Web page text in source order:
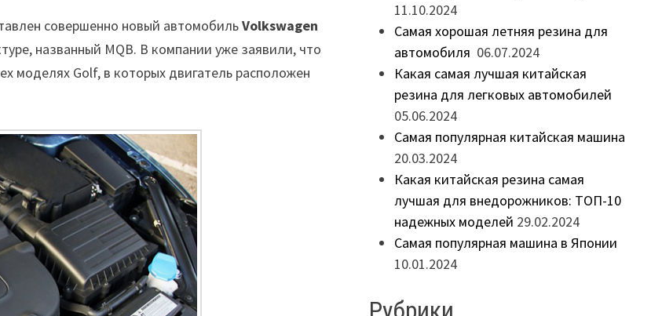
совершенно новый автомобильVolkswagen
названный MQB. В компании уже заявили, что
моделях Golf, в которых двигатель расположен
11.10.2024
Самая хорошая летняя резина для
автомобиля 06.07.2024
Какая самая лучшая китайская
резина для легковых автомобилей
05.06.2024
Самая популярная китайская машина
20.03.2024
Какая китайская резина самая
лучшая для внедорожников: ТОП-10
надежных моделей 29.02.2024
Самая популярная машина в Японии
10.01.2024